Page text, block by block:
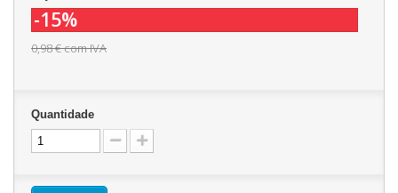
-15%
0,98 €com IVA
Quantidade